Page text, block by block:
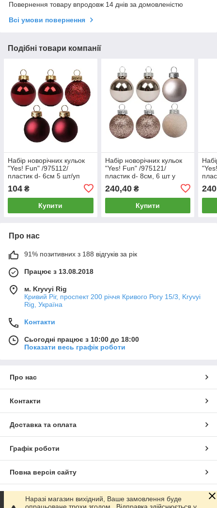
Повернення товару впродовж 14 днів за домовленістю
Всі умови повернення
Подібні товари компанії
Набір новорічних кульок
"Yes! Fun" /975112/
пластик d- 6см 5 шт/уп
104 ₴
Купити
Набір новорічних кульок
"Yes! Fun" /975121/
пластик d- 8см, 6 шт у
240,40₴
Купити
Про нас
91% позитивних з 188 відгуків за рік
Працює з 13.08.2018
м. Kryvyi Rig
Кривий Ріг, проспект 200 річчя Кривого Рогу 15/3, Kryvyi
Rig, Україна
Контакти
Сьогодні працює з 10:00 до 18:00
Показати весь графік роботи
Про нас
Контакти
Доставка та оплата
Графік роботи
Повна версія сайту
Сайт створено на маркетплейсі
Наразі магазин вихідний, Ваше замовлення буде